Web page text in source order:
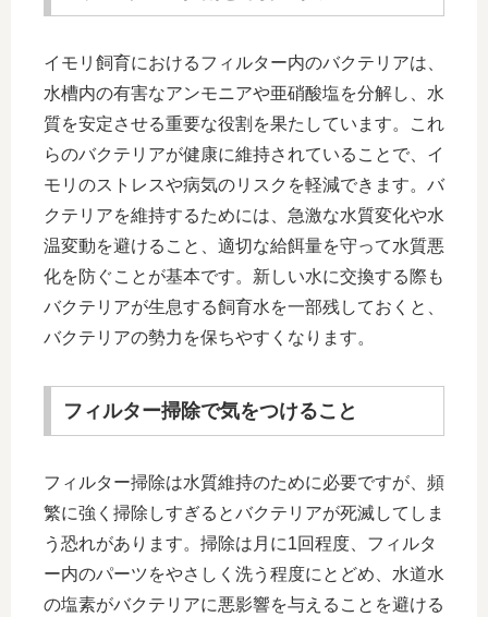
イモリ飼育におけるフィルター内のバクテリアは、
水槽内の有害なアンモニアや亜硝酸塩を分解し、水
質を安定させる重要な役割を果たしています。これ
らのバクテリアが健康に維持されていることで、イ
モリのストレスや病気のリスクを軽減できます。バ
クテリアを維持するためには、急激な水質変化や水
温変動を避けること、適切な給餌量を守って水質悪
化を防ぐことが基本です。新しい水に交換する際も
バクテリアが生息する飼育水を一部残しておくと、
バクテリアの勢力を保ちやすくなります。
フィルター掃除で気をつけること
フィルター掃除は水質維持のために必要ですが、頻
繁に強く掃除しすぎるとバクテリアが死滅してしま
う恐れがあります。掃除は月に1回程度、フィルタ
ー内のパーツをやさしく洗う程度にとどめ、水道水
の塩素がバクテリアに悪影響を与えることを避ける